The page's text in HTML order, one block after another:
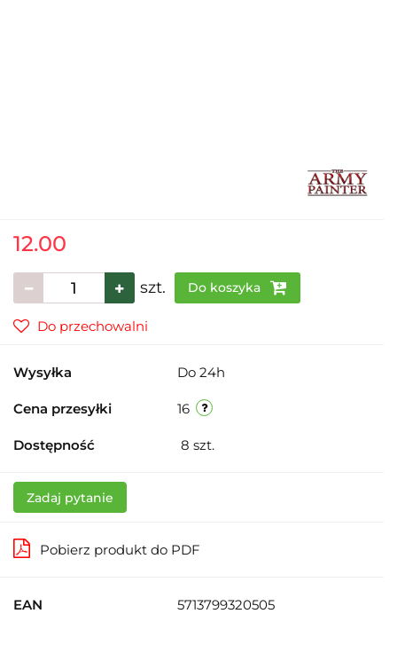
12.00
szt. Do koszyka
Do przechowalni
Wysyłka Do 24h
Cena przesyłki 16
Dostępność 8 szt.
Zadaj pytanie
Pobierz produkt do PDF
EAN 5713799320505